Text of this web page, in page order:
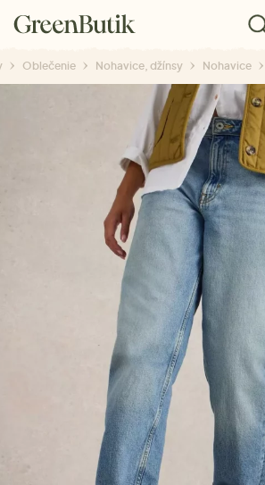
Oblečenie Nohavice, džínsy Nohavice